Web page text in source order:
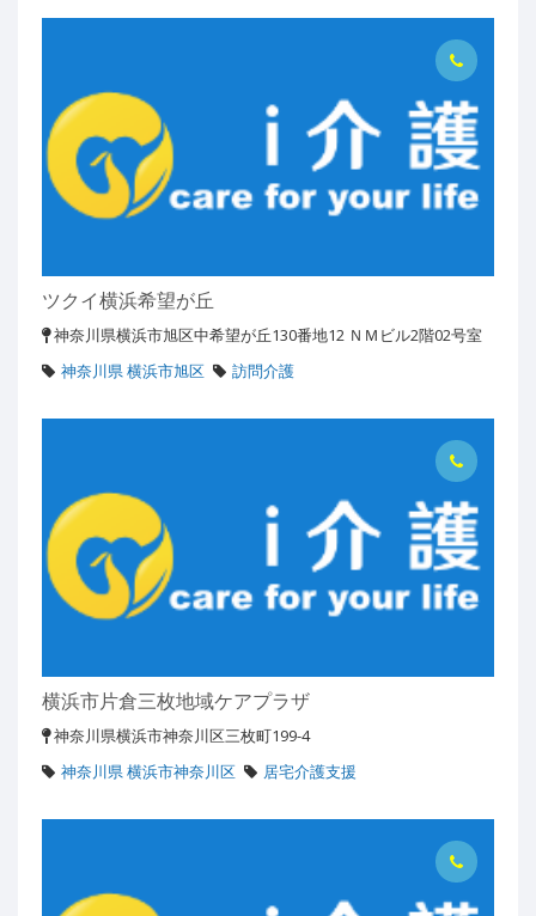
ツクイ横浜希望が丘
神奈川県横浜市旭区中希望が丘130番地12 ＮＭビル2階02号室
神奈川県 横浜市旭区
訪問介護
横浜市片倉三枚地域ケアプラザ
神奈川県横浜市神奈川区三枚町199-4
神奈川県 横浜市神奈川区
居宅介護支援